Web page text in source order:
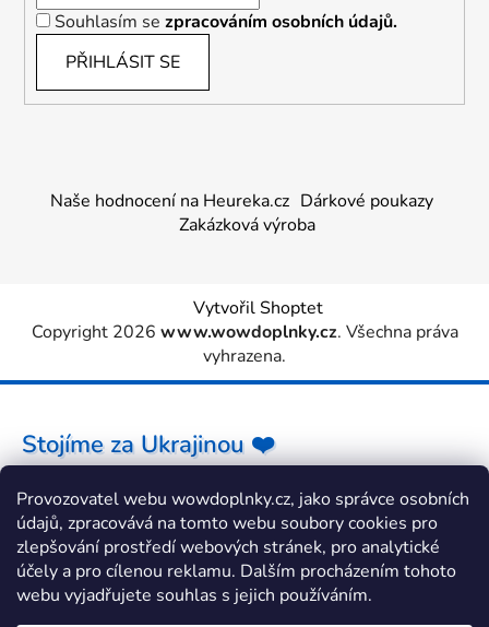
Provozovatel webu wowdoplnky.cz, jako správce osobních
údajů, zpracovává na tomto webu soubory cookies pro
zlepšování prostředí webových stránek, pro analytické
účely a pro cílenou reklamu. Dalším procházením tohoto
webu vyjadřujete souhlas s jejich používáním.
Souhlasím se zpracováním osobních údajů.
PŘIHLÁSIT SE
Naše hodnocení na Heureka.cz Dárkové poukazy
Zakázková výroba
Vytvořil Shoptet
Copyright 2026 www.wowdoplnky.cz. Všechna práva
vyhrazena.
Stojíme za Ukrajinou ❤️
Jak a čím pomoci »